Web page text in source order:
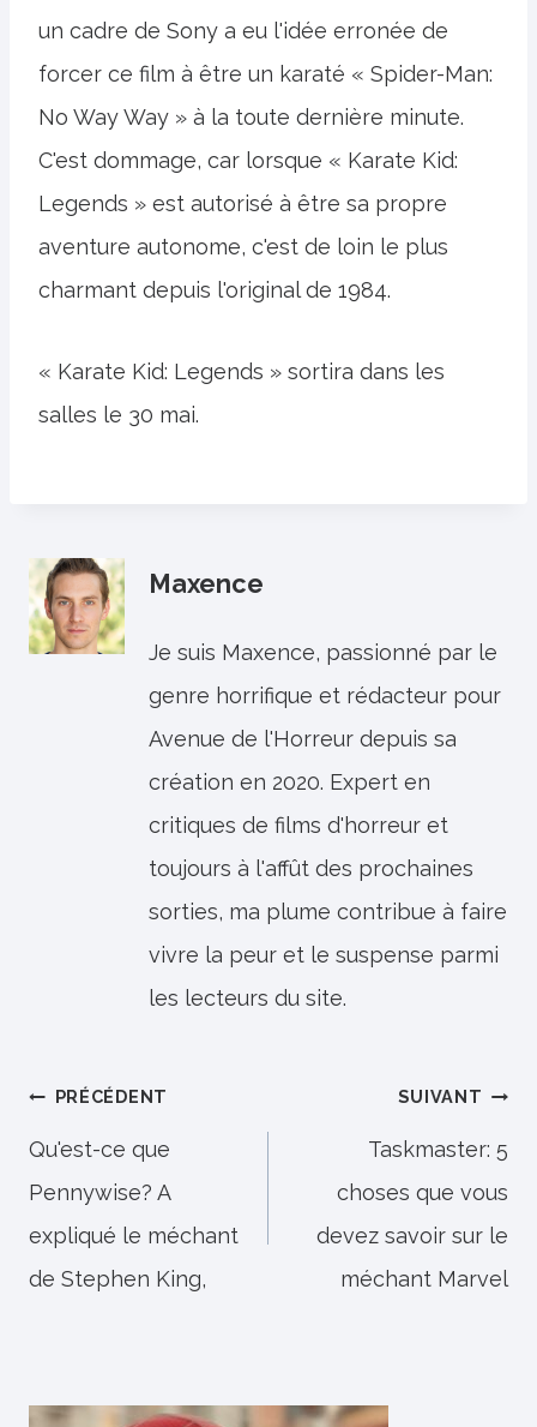
un cadre de Sony a eu l'idée erronée de
forcer ce film à être un karaté « Spider-Man:
No Way Way » à la toute dernière minute.
C'est dommage, car lorsque « Karate Kid:
Legends » est autorisé à être sa propre
aventure autonome, c'est de loin le plus
charmant depuis l'original de 1984.
« Karate Kid: Legends » sortira dans les
salles le 30 mai.
Maxence
Je suis Maxence, passionné par le
genre horrifique et rédacteur pour
Avenue de l'Horreur depuis sa
création en 2020. Expert en
critiques de films d'horreur et
toujours à l'affût des prochaines
sorties, ma plume contribue à faire
vivre la peur et le suspense parmi
les lecteurs du site.
Navigation
de
l’article
PRÉCÉDENT
Qu'est-ce que
Pennywise? A
expliqué le méchant
de Stephen King,
SUIVANT
Taskmaster: 5
choses que vous
devez savoir sur le
méchant Marvel